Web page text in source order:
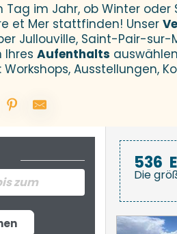
Tag im Jahr, ob Winter
et Mer stattfinden! Unser
Jullouville, Saint-Pair-sur-
Ihres Aufenthalts
Workshops, Ausstellungen,
536
Die